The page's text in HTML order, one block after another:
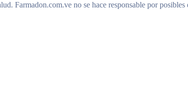
Farmadon.com.ve no se hace responsable por posibles